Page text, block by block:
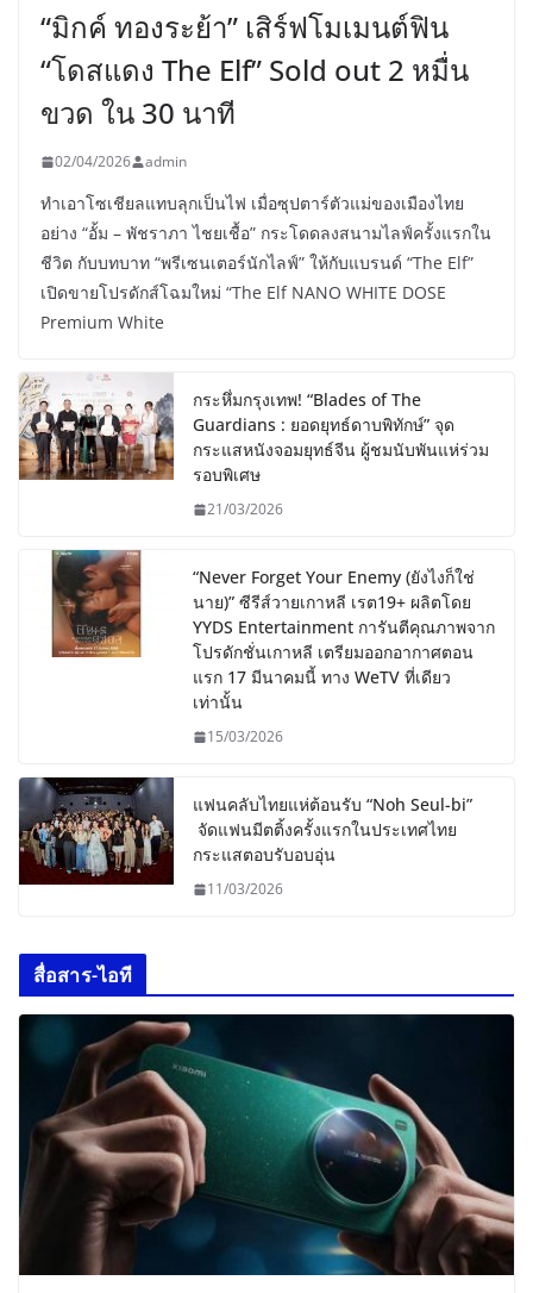
“มิกค์ ทองระย้า” เสิร์ฟโมเมนต์ฟิน
“โดสแดง The Elf” Sold out 2 หมื่น
ขวด ใน 30 นาที
02/04/2026 admin
ทำเอาโซเชียลแทบลุกเป็นไฟ เมื่อซุปตาร์ตัวแม่ของเมืองไทย
อย่าง “อั้ม – พัชราภา ไชยเชื้อ” กระโดดลงสนามไลฟ์ครั้งแรกใน
ชีวิต กับบทบาท “พรีเซนเตอร์นักไลฟ์” ให้กับแบรนด์ “The Elf”
เปิดขายโปรดักส์โฉมใหม่ “The Elf NANO WHITE DOSE
Premium White
กระหึ่มกรุงเทพ! “Blades of The
Guardians : ยอดยุทธ์ดาบพิทักษ์” จุด
กระแสหนังจอมยุทธ์จีน ผู้ชมนับพันแห่ร่วม
รอบพิเศษ
21/03/2026
“Never Forget Your Enemy (ยังไงก็ใช่
นาย)” ซีรีส์วายเกาหลี เรต19+ ผลิตโดย
YYDS Entertainment การันตีคุณภาพจาก
โปรดักชั่นเกาหลี เตรียมออกอากาศตอน
แรก 17 มีนาคมนี้ ทาง WeTV ที่เดียว
เท่านั้น
15/03/2026
แฟนคลับไทยแห่ต้อนรับ “Noh Seul-bi”
จัดแฟนมีตติ้งครั้งแรกในประเทศไทย
กระแสตอบรับอบอุ่น
11/03/2026
สื่อสาร-ไอที